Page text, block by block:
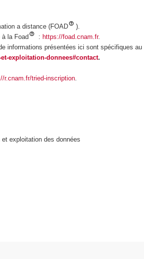
a distance (FOAD
).
la Foad
: https://foad.cnam.fr.
informations présentées ici sont spécifiques au
exploitation-donnees#contact.
r.cnam.fr/tried-inscription.
exploitation des données